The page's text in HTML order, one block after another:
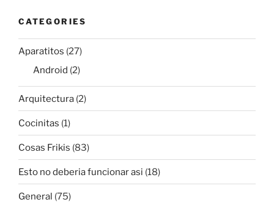
CATEGORIES
Aparatitos (27)
Android (2)
Arquitectura (2)
Cocinitas (1)
Cosas Frikis (83)
Esto no deberia funcionar asi (18)
General (75)